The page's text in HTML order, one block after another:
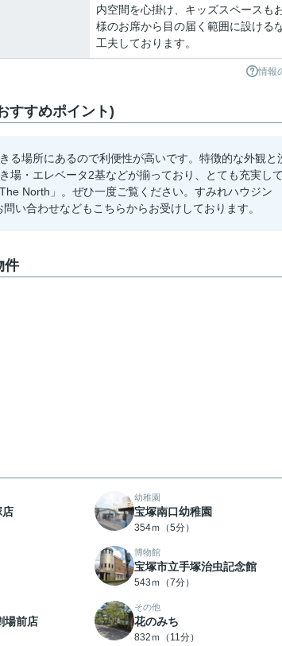
内空間を心掛け、キッズスペースも
様のお席から目の届く範囲に設ける
工夫しております。
情報
すすめポイント)
る場所にあるので利便性が高いです。特徴的な外観と
場・エレベータ2基などが揃っており、とても充実し
North」。ぜひ一度ご覧ください。すみれハウジン
合わせなどもこちらからお受けしております。
件
店
幼稚園
宝塚南口幼稚園
354ｍ（5分）
博物館
宝塚市立手塚治虫記念館
543ｍ（7分）
場前店
その他
花のみち
832ｍ（11分）